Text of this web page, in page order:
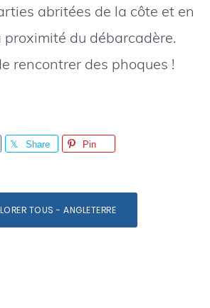
abritées de la côte et en
du débarcadère.
rencontrer des phoques !
Share Pin
TOUS - ANGLETERRE